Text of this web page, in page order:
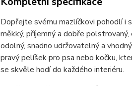
Dopřejte svému mazlíčkovi pohodlí i
měkký, příjemný a dobře
odolný, snadno udržovatelný a
pravý pelíšek pro psa nebo kočku,
se skvěle hodí do každého interiéru.